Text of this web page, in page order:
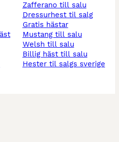
zafferano till salu
dressurhest til salg
gratis hästar
mustang till salu
welsh till salu
billig häst till salu
hester til salgs sverige